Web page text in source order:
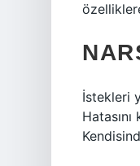
İstekleri